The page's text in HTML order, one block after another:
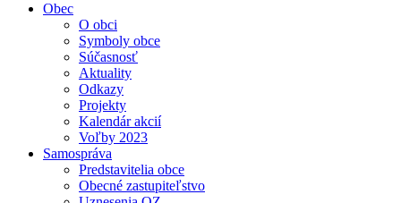
Obec
O obci
Symboly obce
Súčasnosť
Aktuality
Odkazy
Projekty
Kalendár akcií
Voľby 2023
Samospráva
Predstavitelia obce
Obecné zastupiteľstvo